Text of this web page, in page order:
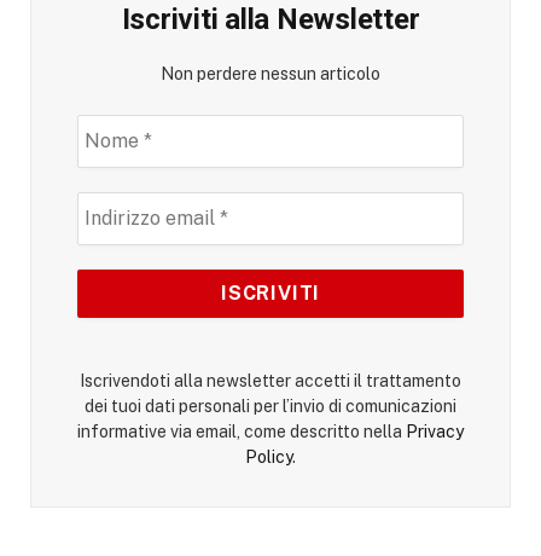
Iscriviti alla Newsletter
Non perdere nessun articolo
Iscrivendoti alla newsletter accetti il trattamento
dei tuoi dati personali per l’invio di comunicazioni
informative via email, come descritto nella Privacy
Policy.